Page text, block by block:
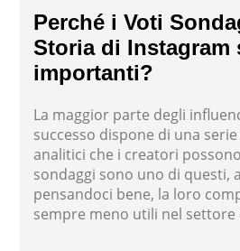
Perché i Voti
Storia di Instagram
importanti?
La maggior parte degli
successo dispone di una
analitici che i creatori
sondaggi sono uno di questi,
pensandoci bene, la loro
sempre meno utili nel settore